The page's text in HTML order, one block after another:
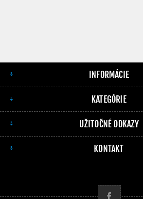
INFORMÁCIE
KATEGÓRIE
UŽITOČNÉ ODKAZY
KONTAKT